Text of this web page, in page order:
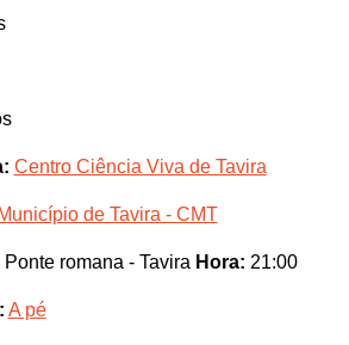
Centro Ciência Viva de Tavira
Município de Tavira - CMT
Ponte romana - Tavira Hora: 21:00
A pé